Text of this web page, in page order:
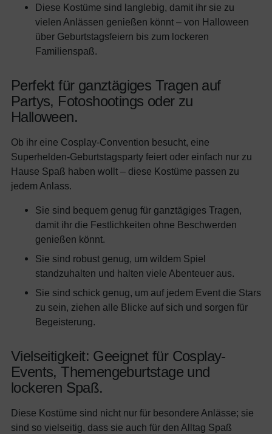
Diese Kostüme sind langlebig, damit ihr sie zu
vielen Anlässen genießen könnt – von Halloween
über Geburtstagsfeiern bis zum lockeren
Familienspaß.
Perfekt für ganztägiges Tragen auf
Partys, Fotoshootings oder zu
Halloween.
Ob ihr eine Cosplay-Convention besucht, eine
Superhelden-Geburtstagsparty feiert oder einfach nur zu
Hause Spaß haben wollt – diese Kostüme passen zu
jedem Anlass.
Sie sind bequem genug für ganztägiges Tragen,
damit ihr die Festlichkeiten ohne Beschwerden
genießen könnt.
Sie sind robust genug, um wildem Spiel
standzuhalten und halten viele Abenteuer aus.
Sie sind schick genug, um auf jedem Event die Stars
zu sein, ziehen alle Blicke auf sich und sorgen für
Begeisterung.
Vielseitigkeit: Geeignet für Cosplay-
Events, Themengeburtstage und
lockeren Spaß.
Diese Kostüme sind nicht nur für besondere Anlässe; sie
sind so vielseitig, dass sie auch für den Alltag Spaß